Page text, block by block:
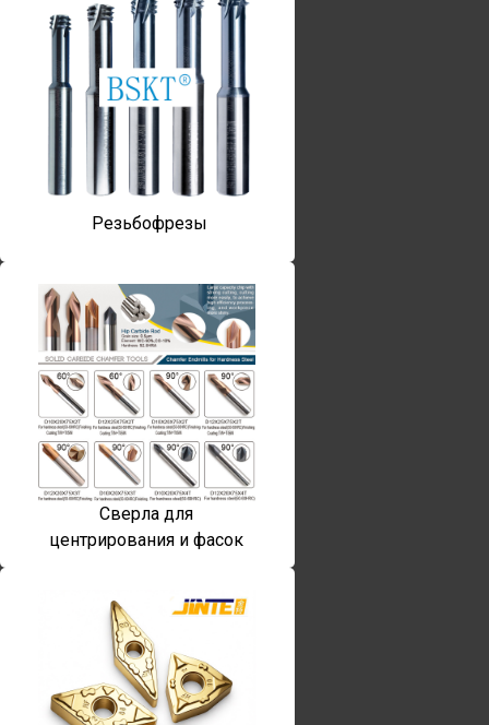
Резьбофрезы
Сверла для
центрирования и фасок